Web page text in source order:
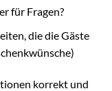
für Fragen?
die die Gäste
korrekt und